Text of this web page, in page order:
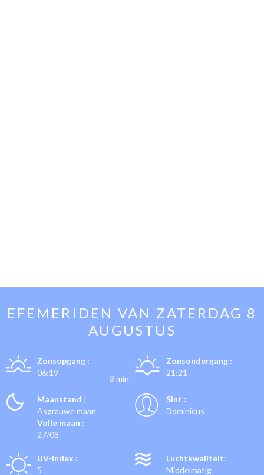
EFEMERIDEN VAN ZATERDAG 8
AUGUSTUS
Zonsopgang :
06:19
-3 min
Zonsondergang :
21:21
Maanstand :
Asgrauwe maan
Volle maan :
27/08
Sint :
Dominicus
UV-index :
5
Luchtkwaliteit:
Middelmatig